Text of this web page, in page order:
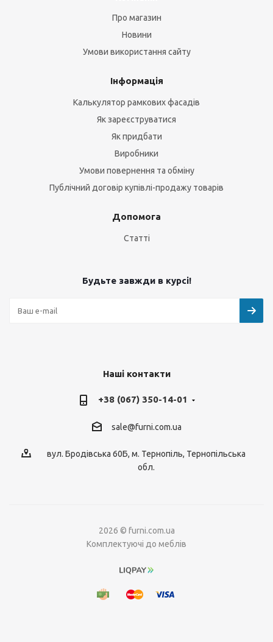
Про магазин
Новини
Умови використання сайту
Інформація
Калькулятор рамкових фасадів
Як зареєструватися
Як придбати
Виробники
Умови повернення та обміну
Публічний договір купівлі-продажу товарів
Допомога
Статті
Будьте завжди в курсі!
Наші контакти
+38 (067) 350-14-01
sale@furni.com.ua
вул. Бродівська 60Б, м. Тернопіль, Тернопільська
обл.
2026 © furni.com.ua
Комплектуючі до меблів